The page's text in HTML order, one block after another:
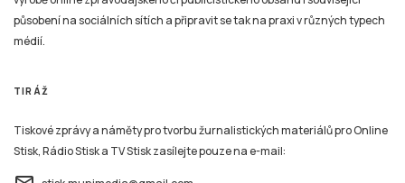
působení na sociálních sítích a připravit se tak na praxi v různých typech
médií.
TIRÁŽ
Tiskové zprávy a náměty pro tvorbu žurnalistických materiálů pro Online
Stisk, Rádio Stisk a TV Stisk zasílejte pouze na e-mail: